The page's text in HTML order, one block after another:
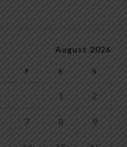
August 2026
F S S
1 2
7 8 9